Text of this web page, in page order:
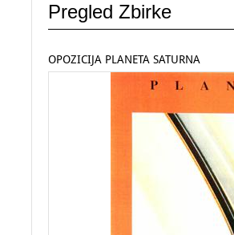
Pregled Zbirke
OPOZICIJA PLANETA SATURNA